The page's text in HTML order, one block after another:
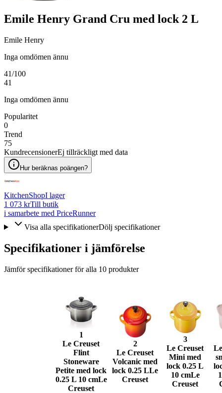
Emile Henry Grand Cru med lock 2 L
Emile Henry
Inga omdömen ännu
41/100
41
Inga omdömen ännu
Popularitet
0
Trend
75
KundrecensionerEj tillräckligt med data
Hur beräknas poängen?
KitchenShopI lager
1 073 krTill butik
i samarbete med PriceRunner
Visa alla specifikationerDölj specifikationer
Specifikationer i jämförelse
Jämför specifikationer för alla 10 produkter
1
Le Creuset
Flint
Stoneware
Petite med lock
0.25 L 10 cmLe
Creuset
2
Le Creuset
Volcanic med
lock 0.25 LLe
Creuset
3
Le Creuset
Mini med
lock 0.25 L
10 cmLe
Creuset